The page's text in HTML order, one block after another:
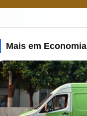
Mais em Economia